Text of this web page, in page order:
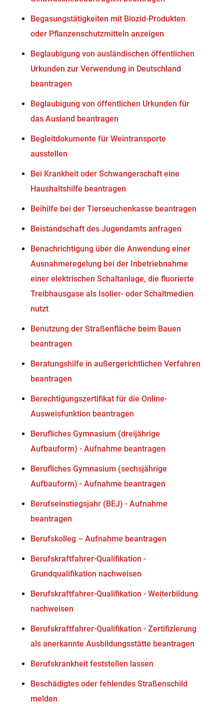
Begasungstätigkeiten mit Biozid-Produkten
oder Pflanzenschutzmitteln anzeigen
Beglaubigung von ausländischen öffentlichen
Urkunden zur Verwendung in Deutschland
beantragen
Beglaubigung von öffentlichen Urkunden für
das Ausland beantragen
Begleitdokumente für Weintransporte
ausstellen
Bei Krankheit oder Schwangerschaft eine
Haushaltshilfe beantragen
Beihilfe bei der Tierseuchenkasse beantragen
Beistandschaft des Jugendamts anfragen
Benachrichtigung über die Anwendung einer
Ausnahmeregelung bei der Inbetriebnahme
einer elektrischen Schaltanlage, die fluorierte
Treibhausgase als Isolier- oder Schaltmedien
nutzt
Benutzung der Straßenfläche beim Bauen
beantragen
Beratungshilfe in außergerichtlichen Verfahren
beantragen
Berechtigungszertifikat für die Online-
Ausweisfunktion beantragen
Berufliches Gymnasium (dreijährige
Aufbauform) - Aufnahme beantragen
Berufliches Gymnasium (sechsjährige
Aufbauform) - Aufnahme beantragen
Berufseinstiegsjahr (BEJ) - Aufnahme
beantragen
Berufskolleg – Aufnahme beantragen
Berufskraftfahrer-Qualifikation -
Grundqualifikation nachweisen
Berufskraftfahrer-Qualifikation - Weiterbildung
nachweisen
Berufskraftfahrer-Qualifikation - Zertifizierung
als anerkannte Ausbildungsstätte beantragen
Berufskrankheit feststellen lassen
Beschädigtes oder fehlendes Straßenschild
melden